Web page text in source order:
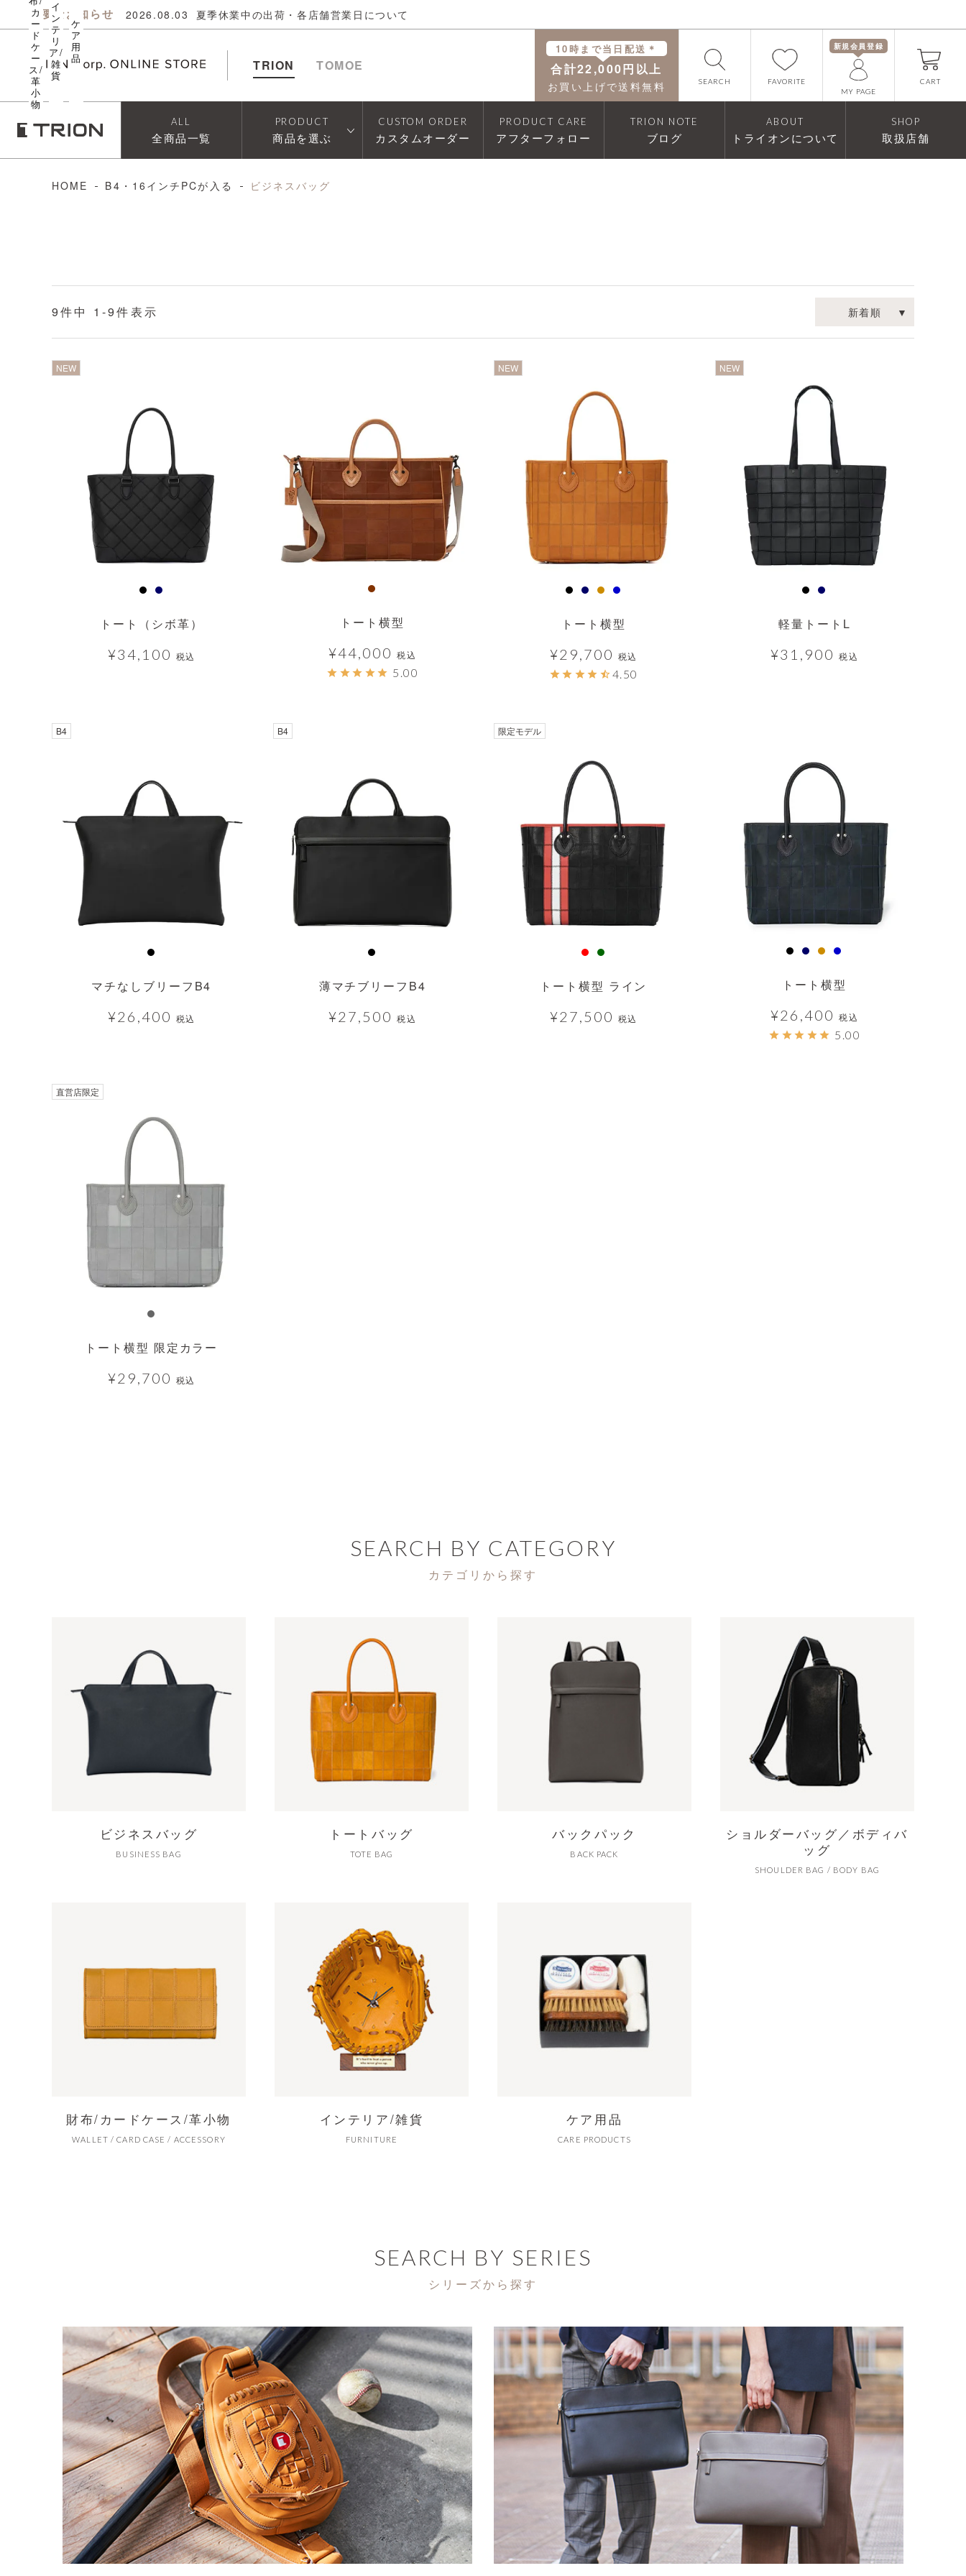
重要なお知らせ 2026.08.03 夏季休業中の出荷・各店舗営業日について
TRION TOMOE
10時まで当日配送＊
合計22,000円以上
お買い上げで送料無料 SEARCH FAVORITE
新規会員登録
MY PAGE
CART
ALL
全商品一覧
PRODUCT
商品を選ぶ
CUSTOM ORDER
カスタムオーダー
PRODUCT CARE
アフターフォロー
TRION NOTE
ブログ
ABOUT
トライオンについて
SHOP
取扱店舗
カ
ー
ド
ケ
ー
ス/
革
小
物
イ
ン
テ
リ
ア/
雑
貨
ケ
ア
用
品
HOME B4・16インチPCが入る ビジネスバッグ
新着順
9件中 1-9件表示
NEW
トート（シボ革）
¥34,100 税込
トート横型
¥44,000 税込
5.00
NEW
トート横型
¥29,700 税込
4.50
NEW
軽量トートL
¥31,900 税込
B4
マチなしブリーフB4
¥26,400 税込
B4
薄マチブリーフB4
¥27,500 税込
限定モデル
トート横型 ライン
¥27,500 税込
トート横型
¥26,400 税込
5.00
直営店限定
トート横型 限定カラー
¥29,700 税込
SEARCH BY CATEGORY
カテゴリから探す
ビジネスバッグ
BUSINESS BAG
トートバッグ
TOTE BAG
バックパック
BACK PACK
ショルダーバッグ ／ ボディバ
ッグ
SHOULDER BAG / BODY BAG
財布/カードケース/革小物
WALLET / CARD CASE / ACCESSORY
インテリア/雑貨
FURNITURE
ケア用品
CARE PRODUCTS
SEARCH BY SERIES
シリーズから探す